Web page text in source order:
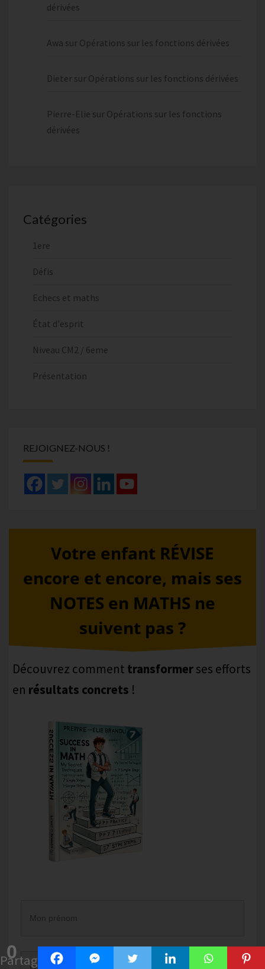
0
Partages
dérivées
Awa sur Opérations sur les fonctions dérivées
Dieter sur Opérations sur les fonctions dérivées
Pierre-Elie sur Opérations sur les fonctions
dérivées
Catégories
1ere
Défis
Echecs et maths
État d'esprit
Niveau CM2 / 6eme
Présentation
REJOIGNEZ-NOUS !
Votre enfant RÉVISE
encore et encore, mais ses
NOTES en MATHS ne
suivent pas ?
Découvrez comment transformerses efforts
en résultats concrets !